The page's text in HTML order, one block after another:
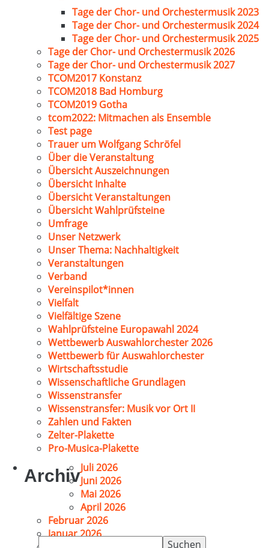
Tage der Chor- und Orchestermusik 2023
Tage der Chor- und Orchestermusik 2024
Tage der Chor- und Orchestermusik 2025
Tage der Chor- und Orchestermusik 2026
Tage der Chor- und Orchestermusik 2027
TCOM2017 Konstanz
TCOM2018 Bad Homburg
TCOM2019 Gotha
tcom2022: Mitmachen als Ensemble
Test page
Trauer um Wolfgang Schröfel
Über die Veranstaltung
Übersicht Auszeichnungen
Übersicht Inhalte
Übersicht Veranstaltungen
Übersicht Wahlprüfsteine
Umfrage
Unser Netzwerk
Unser Thema: Nachhaltigkeit
Veranstaltungen
Verband
Vereinspilot*innen
Vielfalt
Vielfältige Szene
Wahlprüfsteine Europawahl 2024
Wettbewerb Auswahlorchester 2026
Wettbewerb für Auswahlorchester
Wirtschaftsstudie
Wissenschaftliche Grundlagen
Wissenstransfer
Wissenstransfer: Musik vor Ort II
Zahlen und Fakten
Zelter-Plakette
Pro-Musica-Plakette
ArchivJuli 2026
Juni 2026
Mai 2026
April 2026
Februar 2026
Januar 2026